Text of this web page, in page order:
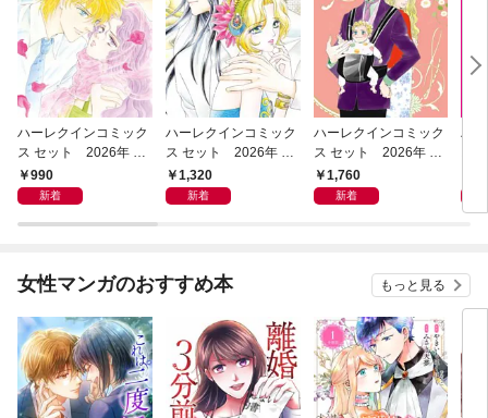
ハーレクインコミック
ス セット 2026年 vo
l.1089
990
新着
ハーレクインコミック
ス セット 2026年 vo
l.1157
1,320
新着
ハーレクインコミック
ス セット 2026年 vo
l.1214
1,760
新着
ハ
女性マンガのおすすめ本 もっと見る